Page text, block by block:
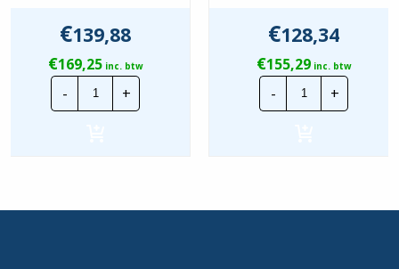
€139,88
€169,25inc. btw
-
Schneider
Acti9
Alamat
B-
+
€128,34
€155,29inc. btw
-
Schneider
Acti9
Alamat
C-
+